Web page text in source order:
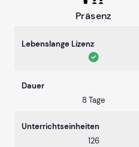
Präsenz
Lebenslange Lizenz
Dauer
8 Tage
Unterrichtseinheiten
126